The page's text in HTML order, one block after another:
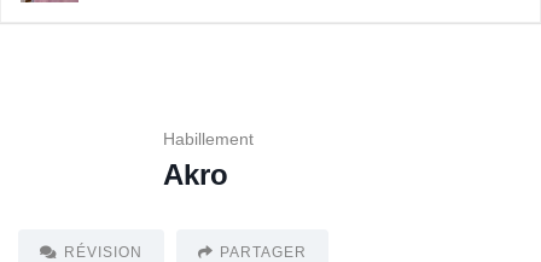
Habillement
Akro
RÉVISION PARTAGER